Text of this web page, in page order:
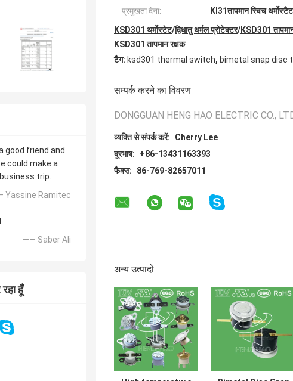
good friend and
could make a
trip.
Yassine Ramitec
—— Saber Ali
हूँ
प्रमुखता देना: KI31तापमान स्विच थर्मोस्टैट
KSD301 थर्मोस्टेट/द्विधातु थर्मल प्रोटेक्टर/KSD301
KSD301 तापमान रक्षक
टैग: ksd301 thermal switch, bimetal snap disc
सम्पर्क करने का विवरण
DONGGUAN HENG HAO ELECTRIC CO.,
व्यक्ति से संपर्क करें:
Cherry Lee
दूरभाष:
+86-13431163393
फैक्स:
86-769-82657011
अन्य उत्पादों